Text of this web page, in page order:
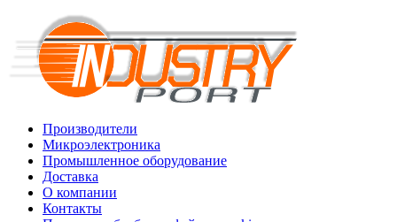
Производители
Микроэлектроника
Промышленное оборудование
Доставка
О компании
Контакты